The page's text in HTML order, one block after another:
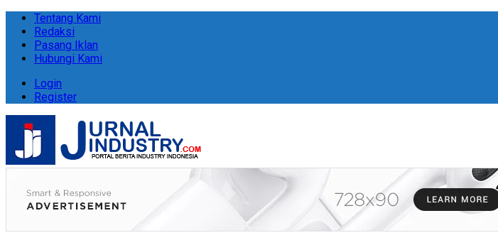
Tentang Kami
Redaksi
Pasang Iklan
Hubungi Kami
Login
Register